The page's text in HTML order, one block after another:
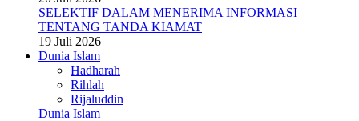
SELEKTIF DALAM MENERIMA INFORMASI
TENTANG TANDA KIAMAT
19 Juli 2026
Dunia Islam
Hadharah
Rihlah
Rijaluddin
Dunia Islam